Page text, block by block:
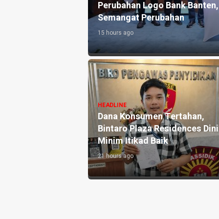
Perubahan Logo Bank Banten,
Semangat Perubahan
Dana Konsumen Tertahan,
Bintaro Plaza Residences Dinilai
Minim Itikad Baik
21 hours ago 1